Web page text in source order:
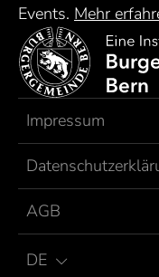
Events. Mehr
Impressum
AGB
DE